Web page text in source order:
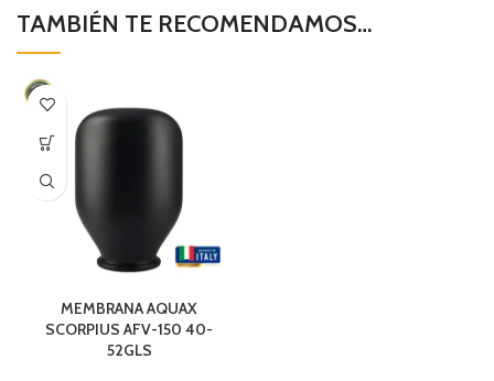
TAMBIÉN TE RECOMENDAMOS…
MEMBRANA AQUAX
SCORPIUS AFV-150 40-
52GLS